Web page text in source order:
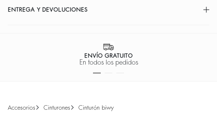
ENTREGA Y DEVOLUCIONES
ENVÍO GRATUITO
En todos los pedidos
accesorios cinturones cinturón biwy